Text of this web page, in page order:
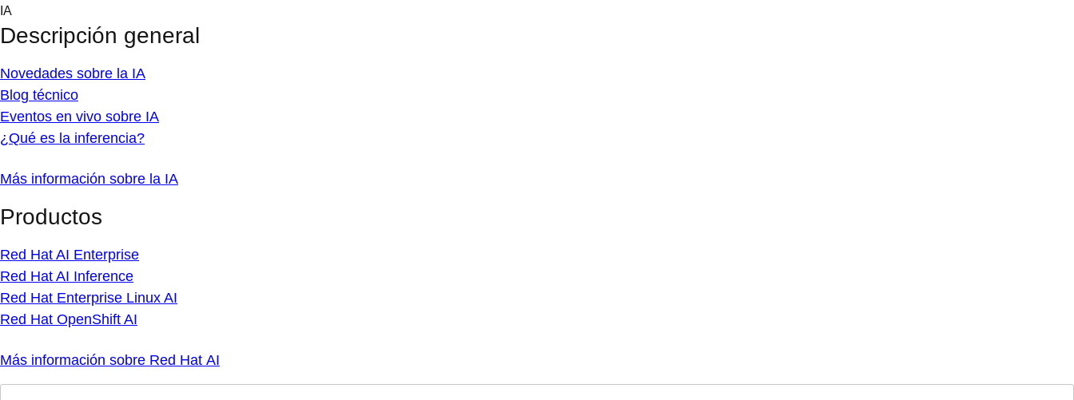
Skip
content
IA
Descripción general
Novedades sobre la IA
Blog técnico
Eventos en vivo sobre IA
¿Qué es la inferencia?
Más información sobre la IA
Productos
Red Hat AI Enterprise
Red Hat AI Inference
Red Hat Enterprise Linux AI
Red Hat OpenShift AI
Más información sobre Red Hat AI